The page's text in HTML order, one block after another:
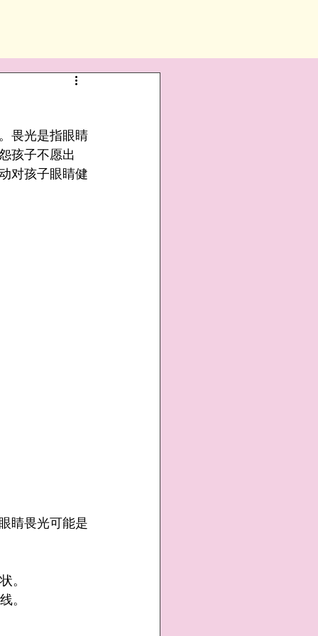
畏光是指眼睛
孩子不愿出
对孩子眼睛健
睛畏光可能是
。
。